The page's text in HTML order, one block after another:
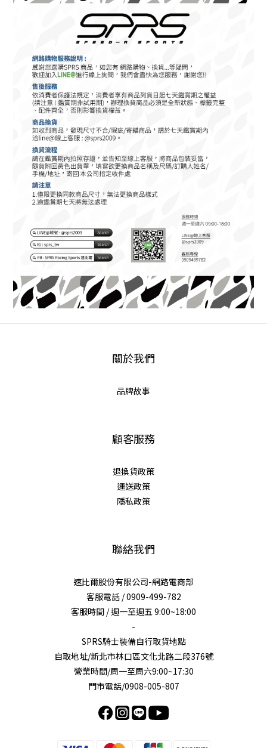
關於我們
品牌故事
顧客服務
退換貨政策
運送政策
隱私政策
聯絡我們
速比爾股份有限公司-網路電商部
客服電話 / 0909-499-782
客服時間 / 週一至週五 9:00~18:00
-
SPRS騎士裝備自行取貨地點
自取地址/新北市林口區文化北路二段376號
營業時間/周一至周六9:00~17:30
門市電話/0908-005-807